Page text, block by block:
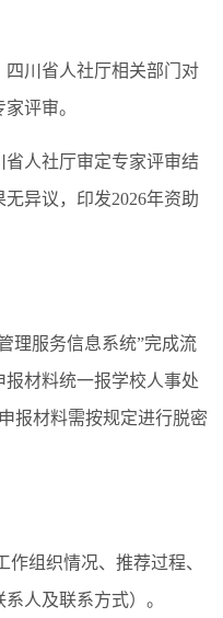
四川省人社厅相关部门对
评审。
省人社厅审定专家评审结
异议，印发2026年资助
理服务信息系统”完成流
材料统一报学校人事处
报材料需按规定进行脱密
作组织情况、推荐过程、
人及联系方式）。